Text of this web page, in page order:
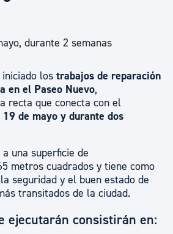
durante 2 semanas
los trabajos de reparación
en el Paseo Nuevo,
recta que conecta con el
19 de mayo y durante dos
una superficie de
metros cuadrados y tiene como
seguridad y el buen estado de
transitados de la ciudad.
ejecutarán consistirán en: